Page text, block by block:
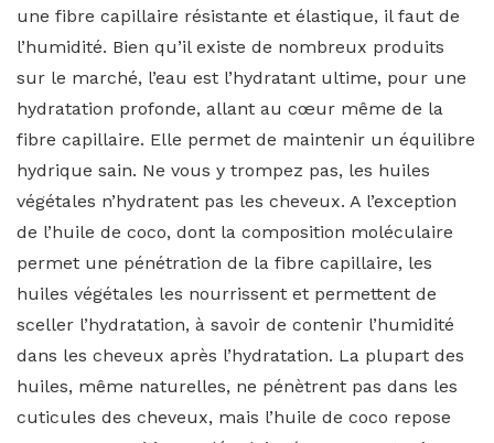
une fibre capillaire résistante et élastique, il faut de
l’humidité. Bien qu’il existe de nombreux produits
sur le marché, l’eau est l’hydratant ultime, pour une
hydratation profonde, allant au cœur même de la
fibre capillaire. Elle permet de maintenir un équilibre
hydrique sain. Ne vous y trompez pas, les huiles
végétales n’hydratent pas les cheveux. A l’exception
de l’huile de coco, dont la composition moléculaire
permet une pénétration de la fibre capillaire, les
huiles végétales les nourrissent et permettent de
sceller l’hydratation, à savoir de contenir l’humidité
dans les cheveux après l’hydratation. La plupart des
huiles, même naturelles, ne pénètrent pas dans les
cuticules des cheveux, mais l’huile de coco repose